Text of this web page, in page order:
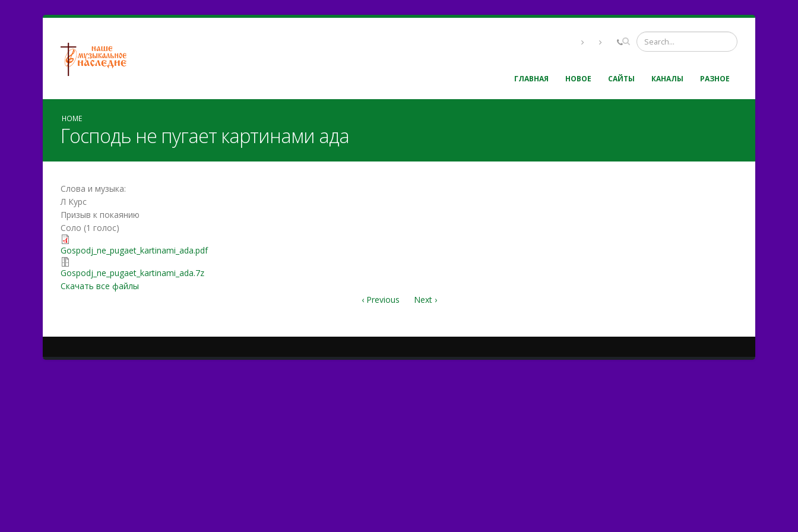
ГЛАВНАЯ НОВОЕ САЙТЫ КАНАЛЫ РАЗНОЕ
HOME
Господь не пугает картинами ада
Слова и музыка:
Л Курс
Призыв к покаянию
Соло (1 голос)
Gospodj_ne_pugaet_kartinami_ada.pdf
Gospodj_ne_pugaet_kartinami_ada.pdf
Gospodj_ne_pugaet_kartinami_ada.7z
Gospodj_ne_pugaet_kartinami_ada.7z
Скачать все файлы
‹ Previous
Next ›